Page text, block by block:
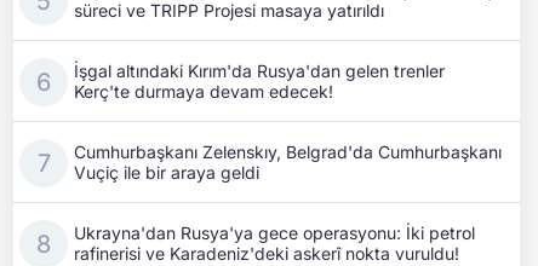
süreci ve TRIPP Projesi masaya yatırıldı
İşgal altındaki Kırım'da Rusya'dan gelen trenler
Kerç'te durmaya devam edecek!
Cumhurbaşkanı Zelenskıy, Belgrad'da Cumhurbaşkanı
Vuçiç ile bir araya geldi
Ukrayna'dan Rusya'ya gece operasyonu: İki petrol
rafinerisi ve Karadeniz'deki askerî nokta vuruldu!